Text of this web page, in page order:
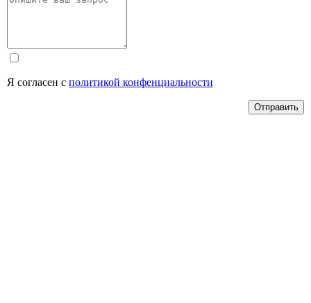
Я согласен с политикой конфенциальности
Отправить